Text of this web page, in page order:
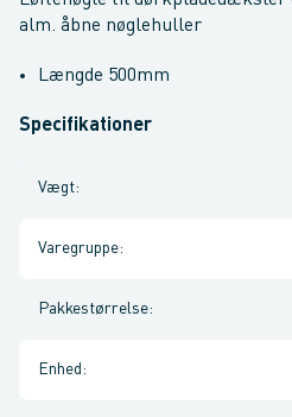
alm. åbne nøglehuller
Længde 500mm
Specifikationer
Vægt:
Varegruppe:
Pakkestørrelse:
Enhed :